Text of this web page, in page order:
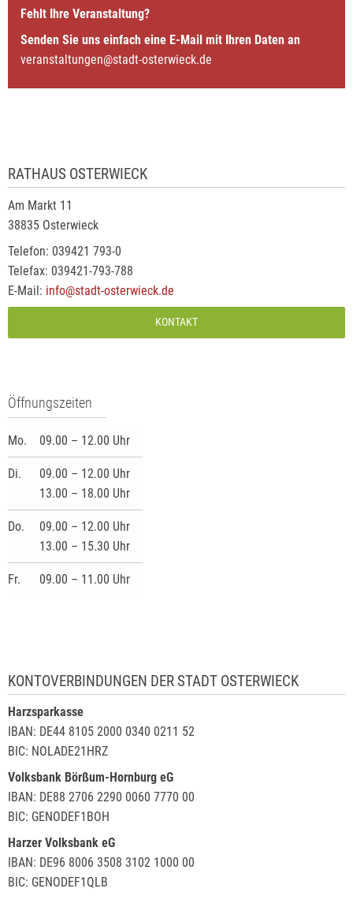
Fehlt Ihre Veranstaltung?
Senden Sie uns einfach eine E-Mail mit Ihren Daten an
veranstaltungen@stadt-osterwieck.de
RATHAUS OSTERWIECK
Am Markt 11
38835 Osterwieck
Telefon: 039421 793-0
Telefax: 039421-793-788
E-Mail: info@stadt-osterwieck.de
KONTAKT
Öffnungszeiten
Mo. 09.00 – 12.00 Uhr
Di.
09.00 – 12.00 Uhr
13.00 – 18.00 Uhr
Do.
09.00 – 12.00 Uhr
13.00 – 15.30 Uhr
Fr. 09.00 – 11.00 Uhr
KONTOVERBINDUNGEN DER STADT OSTERWIECK
Harzsparkasse
IBAN: DE44 8105 2000 0340 0211 52
BIC: NOLADE21HRZ
Volksbank Börßum-Hornburg eG
IBAN: DE88 2706 2290 0060 7770 00
BIC: GENODEF1BOH
Harzer Volksbank eG
IBAN: DE96 8006 3508 3102 1000 00
BIC: GENODEF1QLB